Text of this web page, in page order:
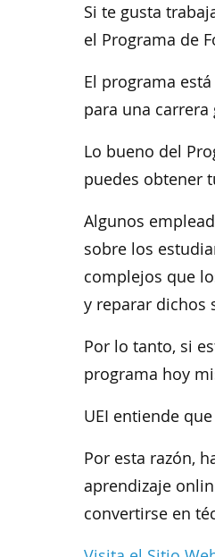
Si te gusta
el Programa de
El programa
para una carrera
Lo bueno del
puedes obtener
Algunos
sobre los
complejos que
y reparar dichos
Por lo tanto, si
programa hoy
UEI entiende
Por esta razón,
aprendizaje
convertirse en